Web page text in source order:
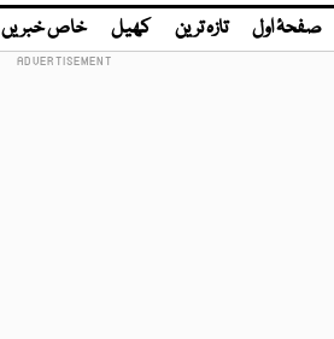
صفحۂ اول تازہ ترین کھیل خاص خبریں